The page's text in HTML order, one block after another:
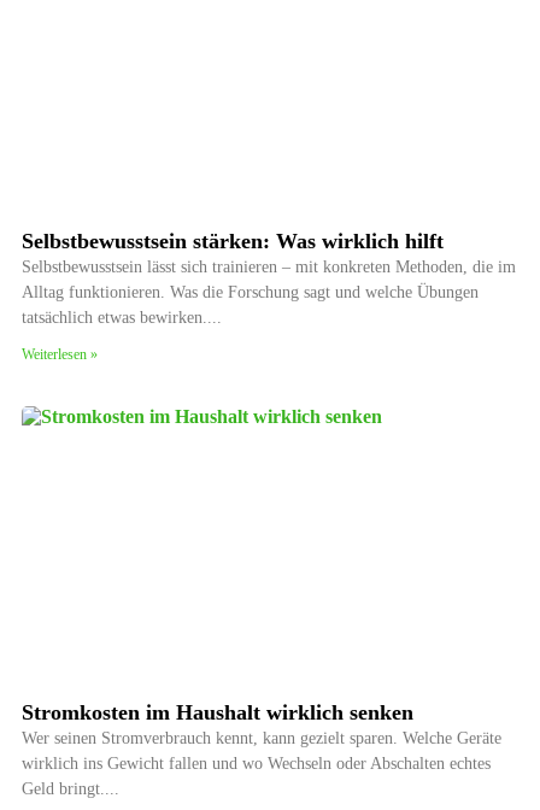
Selbstbewusstsein stärken: Was wirklich hilft
Selbstbewusstsein lässt sich trainieren – mit konkreten Methoden, die im
Alltag funktionieren. Was die Forschung sagt und welche Übungen
tatsächlich etwas bewirken.
Weiterlesen »
Stromkosten im Haushalt wirklich senken
Wer seinen Stromverbrauch kennt, kann gezielt sparen. Welche Geräte
wirklich ins Gewicht fallen und wo Wechseln oder Abschalten echtes
Geld bringt.